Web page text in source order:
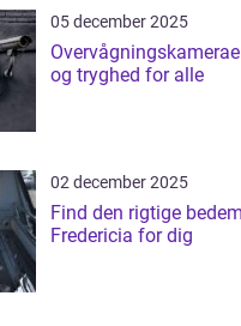
05 december 2025
og tryghed for alle
02 december 2025
Find den rigtige
Fredericia for dig